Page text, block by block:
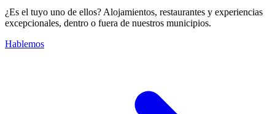
¿Es el tuyo uno de ellos? Alojamientos, restaurantes y experiencias
excepcionales, dentro o fuera de nuestros municipios.
Hablemos